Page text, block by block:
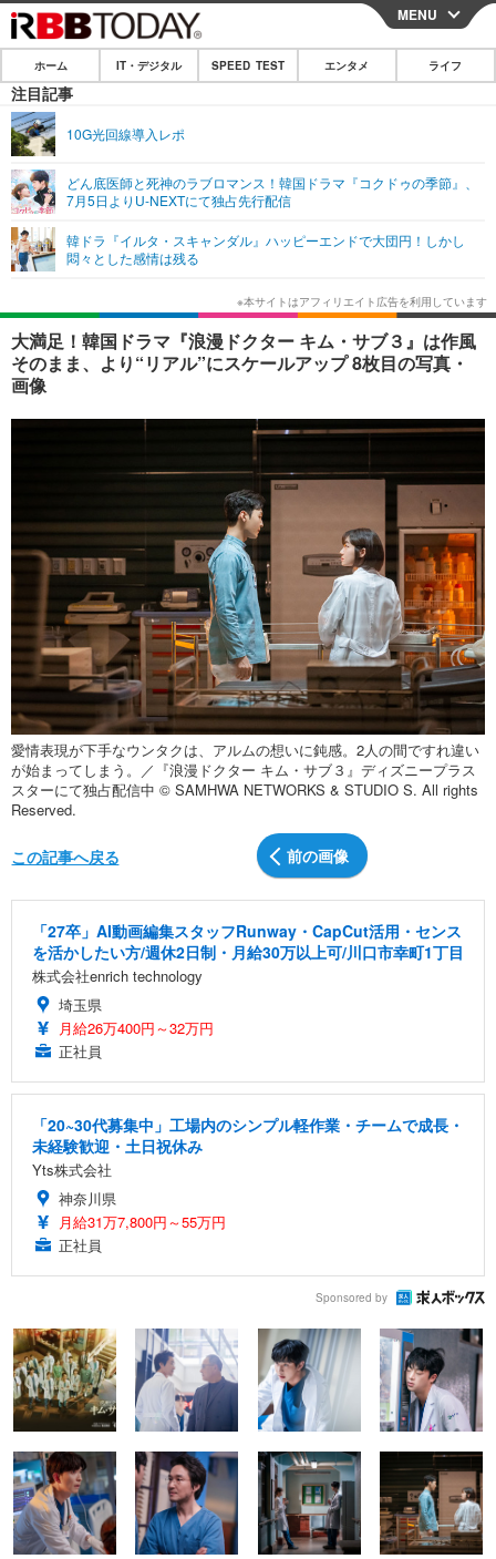
CLOSE
ホーム
IT・デジタル
ネタ
ショッピング その他
SPEED TEST
エンタメ
エンタメTOP
韓国・芸能
音楽 スポーツ
ショッピング その他
ライフ
ライフTOP グルメ
ペット ショッピング
リリース一覧
プッシュ通知の停止方法
MENU
ホーム IT・デジタル SPEED TEST エンタメ ライフ
注目記事
10G光回線導入レポ
どん底医師と死神のラブロマンス！韓国ドラマ『コクドゥの季節』、
7月5日よりU-NEXTにて独占先行配信
韓ドラ『イルタ・スキャンダル』ハッピーエンドで大団円！しかし
悶々とした感情は残る
大満足！韓国ドラマ『浪漫ドクター キム・サブ３』は作風
そのまま、より“リアル”にスケールアップ 8枚目の写真・
画像
愛情表現が下手なウンタクは、アルムの想いに鈍感。2人の間ですれ違い
が始まってしまう。／『浪漫ドクター キム・サブ３』ディズニープラス
スターにて独占配信中 © SAMHWA NETWORKS & STUDIO S. All rights
Reserved.
前の画像
この記事へ戻る
「27卒」AI動画編集スタッフRunway・CapCut活用・センス
を活かしたい方/週休2日制・月給30万以上可/川口市幸町1丁目
株式会社enrich technology
埼玉県
月給26万400円～32万円
正社員
「20~30代募集中」工場内のシンプル軽作業・チームで成長・
未経験歓迎・土日祝休み
Yts株式会社
神奈川県
月給31万7,800円～55万円
正社員
Sponsored by